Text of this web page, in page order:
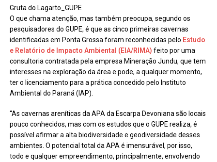
Gruta do Lagarto_GUPE
O que chama atenção, mas também preocupa, segundo os
pesquisadores do GUPE, é que as cinco primeiras cavernas
identificadas em Ponta Grossa foram reconhecidas pelo Estudo
e Relatório de Impacto Ambiental (EIA/RIMA) feito por uma
consultoria contratada pela empresa Mineração Jundu, que tem
interesses na exploração da área e pode, a qualquer momento,
ter o licenciamento para a prática concedido pelo Instituto
Ambiental do Paraná (IAP).
“As cavernas areníticas da APA da Escarpa Devoniana são locais
pouco conhecidos, mas com os estudos que o GUPE realiza, é
possível afirmar a alta biodiversidade e geodiversidade desses
ambientes. O potencial total da APA é imensurável, por isso,
todo e qualquer empreendimento, principalmente, envolvendo